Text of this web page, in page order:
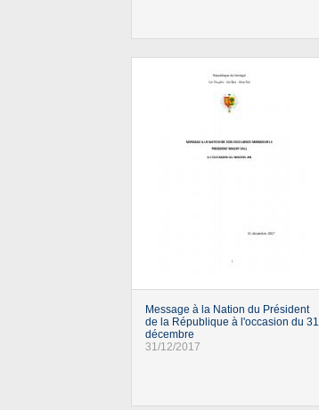
Message à la Nation du Président
de la République à l'occasion du 31
décembre
31/12/2017